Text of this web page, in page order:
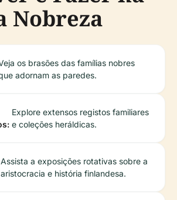
Nobreza
os brasões das famílias nobres
adornam as paredes.
Explore extensos registos familiares
e coleções heráldicas.
Assista a exposições rotativas sobre a
aristocracia e história finlandesa.